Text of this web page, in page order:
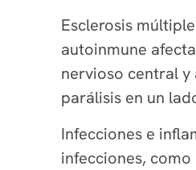
Esclerosis
autoinmune
nervioso central y
parálisis en un
Infecciones e
infecciones,